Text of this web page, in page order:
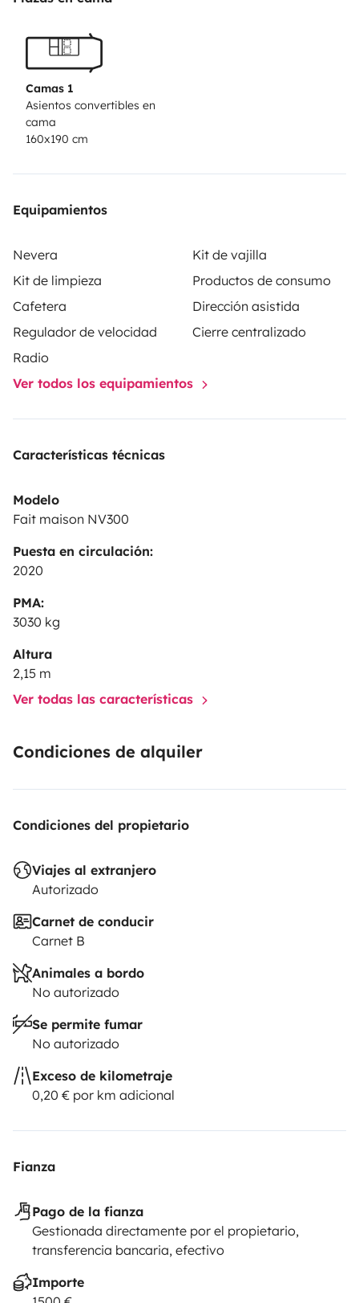
Camas 1
Asientos convertibles en
cama
160x190 cm
Equipamientos
Nevera
Kit de vajilla
Kit de limpieza
Productos de consumo
Cafetera
Dirección asistida
Regulador de velocidad
Cierre centralizado
Radio
Ver todos los equipamientos
Características técnicas
Modelo
Fait maison NV300
Puesta en circulación:
2020
PMA:
3030 kg
Altura
2,15 m
Ver todas las características
Condiciones de alquiler
Condiciones del propietario
Viajes al extranjero
Autorizado
Carnet de conducir
Carnet B
Animales a bordo
No autorizado
Se permite fumar
No autorizado
Exceso de kilometraje
0,20 € por km adicional
Fianza
Pago de la fianza
Gestionada directamente por el propietario,
transferencia bancaria, efectivo
Importe